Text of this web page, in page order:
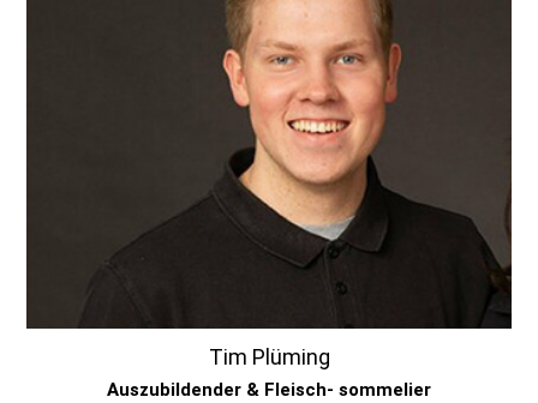
Tim Plüming
Auszubildender & Fleisch- sommelier